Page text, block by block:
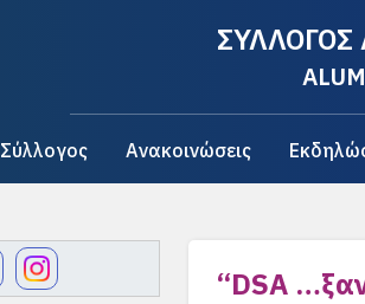
Σύλλογος Ανακοινώσεις
“DSA